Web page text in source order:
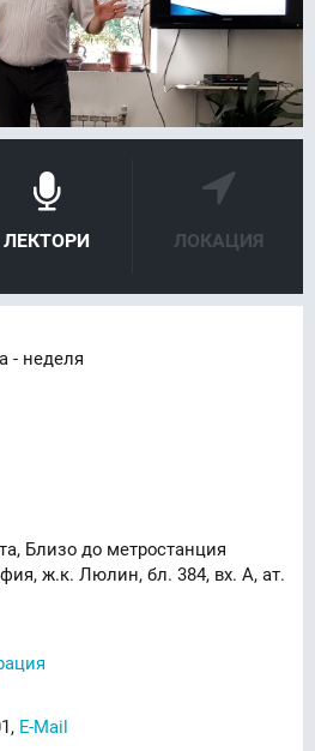
ЛЕКТОРИ ЛОКАЦИЯ
- неделя
Близо до метростанция
ж.к. Люлин, бл. 384, вх. А, ат.
E-Mail